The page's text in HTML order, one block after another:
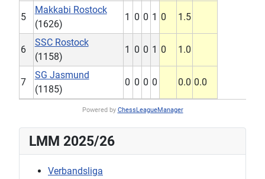
5
Makkabi Rostock
(1626)
1 0 0 1 0 1.5
6
SSC Rostock
(1158)
1 0 0 1 0 1.0
7
SG Jasmund
(1185)
0 0 0 0 0.0 0.0
Powered by ChessLeagueManager
LMM 2025/26
Verbandsliga